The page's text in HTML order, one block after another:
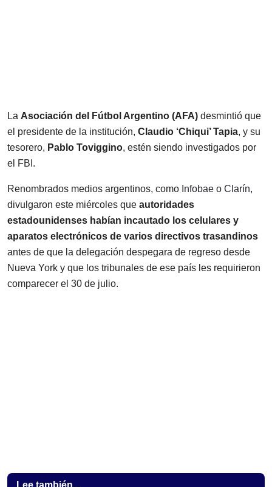
La Asociación del Fútbol Argentino (AFA) desmintió que
el presidente de la institución, Claudio ‘Chiqui’ Tapia, y su
tesorero, Pablo Toviggino, estén siendo investigados por
el FBI.
Renombrados medios argentinos, como Infobae o Clarín,
divulgaron este miércoles que autoridades
estadounidenses habían incautado los celulares y
aparatos electrónicos de varios directivos trasandinos
antes de que la delegación despegara de regreso desde
Nueva York y que los tribunales de ese país les requirieron
comparecer el 30 de julio.
Lee también...